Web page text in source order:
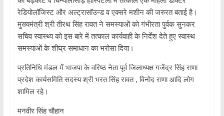
रेडियोलॉजिस्ट और अल्ट्रासॉउन्ड व एक्सरे मशीन की जरुरत बताई है।
मुख्यमंत्री श्री तीरथ सिंह रावत ने समस्याओं को गंभीरता पुर्वक सुनकर
सचिव स्वास्थ्य को इस बारे में तत्काल कार्यवाही के निर्देश देते हुए स्वास्थ
समस्याओं के शीघ्र समाधान का भरोसा दिया।
प्रतिनिधि मंडल में भाजपा के वरिष्ठ नेता पूर्व जिलाध्यक्ष गजेंद्र सिंह राणा
प्रदेश कार्यसमिति सदस्य श्री भरत सिंह रावत , विनोद राणा आदि लोग
शामिल रहे।
मनवीर सिंह चौहान